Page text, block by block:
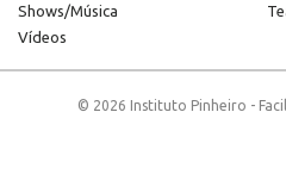
Shows/Música
Vídeos
© 2026 Instituto Pinheiro -